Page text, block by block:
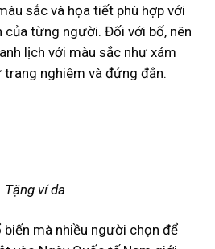
sắc và họa tiết phù hợp với
của từng người. Đối với bố, nên
lịch với màu sắc như xám
nghiêm và đứng đắn.
Tặng ví da
mà nhiều người chọn để